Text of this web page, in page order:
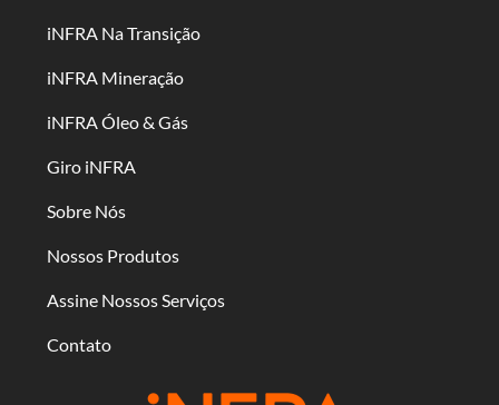
iNFRA Na Transição
iNFRA Mineração
iNFRA Óleo & Gás
Giro iNFRA
Sobre Nós
Nossos Produtos
Assine Nossos Serviços
Contato